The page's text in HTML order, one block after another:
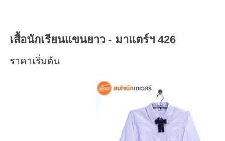
เสื้อนักเรียนแขนยาว - มาแตร์ฯ 426
ราคาเริ่มต้น